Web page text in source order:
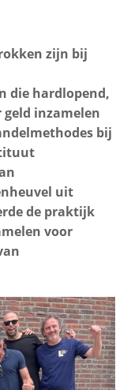
zijn bij
die hardlopend,
inzamelen
bij
uit
de praktijk
voor